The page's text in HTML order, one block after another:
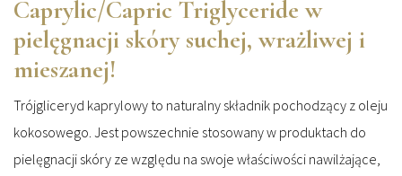
Caprylic/Capric Triglyceride w
pielęgnacji skóry suchej, wrażliwej i
mieszanej!
Trójgliceryd kaprylowy to naturalny składnik pochodzący z oleju
kokosowego. Jest powszechnie stosowany w produktach do
pielęgnacji skóry ze względu na swoje właściwości nawilżające,